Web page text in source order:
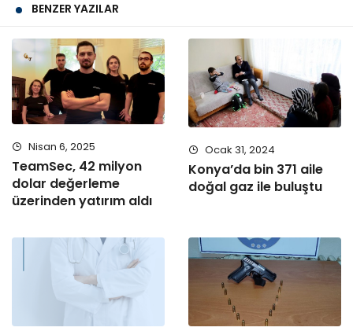
BENZER YAZILAR
Nisan 6, 2025
TeamSec, 42 milyon
dolar değerleme
üzerinden yatırım aldı
Ocak 31, 2024
Konya’da bin 371 aile
doğal gaz ile buluştu